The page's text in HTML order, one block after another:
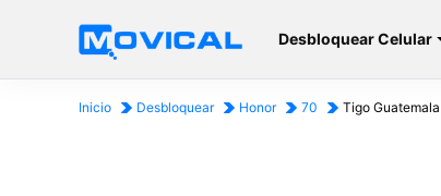
Desbloquear Celular
Inicio Desbloquear Honor 70 Tigo Guatemala